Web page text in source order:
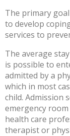
The primary
to develop
services to
The average
is possible to
admitted by a
which in most
child. Admission
emergency
health care
therapist or